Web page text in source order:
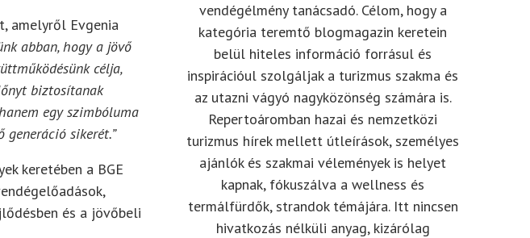
amelyről Evgenia
abban, hogy a jövő
célja,
biztosítanak
egy szimbóluma
generáció sikerét.”
keretében a BGE
és a jövőbeli
vendégélmény tanácsadó. Célom, hogy a
kategória teremtő blogmagazin keretein
belül hiteles információ forrásul és
inspirációul szolgáljak a turizmus szakma és
az utazni vágyó nagyközönség számára is.
Repertoáromban hazai és nemzetközi
turizmus hírek mellett útleírások, személyes
ajánlók és szakmai vélemények is helyet
kapnak, fókuszálva a wellness és
termálfürdők, strandok témájára. Itt nincsen
hivatkozás nélküli anyag, kizárólag